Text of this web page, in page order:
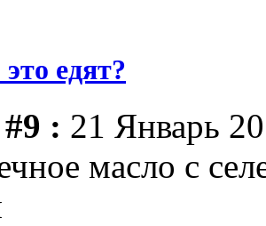
едят?
: 21 Январь
масло с